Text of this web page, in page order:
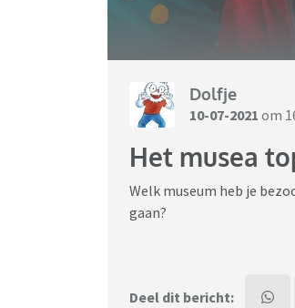
Dolfje
10-07-2021 om
Het musea
Welk museum heb je
gaan?
Deel dit bericht: